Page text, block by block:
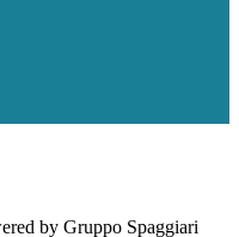
by Gruppo Spaggiari